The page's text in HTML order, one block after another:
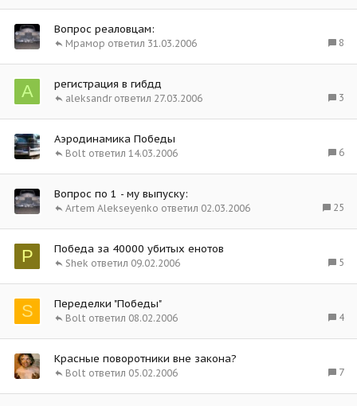
Вопрос реаловцам:
8
31.03.2006
Мрамор
А регистрация в гибдд
3
27.03.2006
aleksandr
Аэродинамика Победы
6
14.03.2006
Bolt
Вопрос по 1 - му выпуску:
25
02.03.2006
Artem Alekseyenko
P Победа за 40000 убитых енотов
5
09.02.2006
Shek
S Переделки "Победы"
4
08.02.2006
Bolt
Красные поворотники вне закона?
7
05.02.2006
Bolt